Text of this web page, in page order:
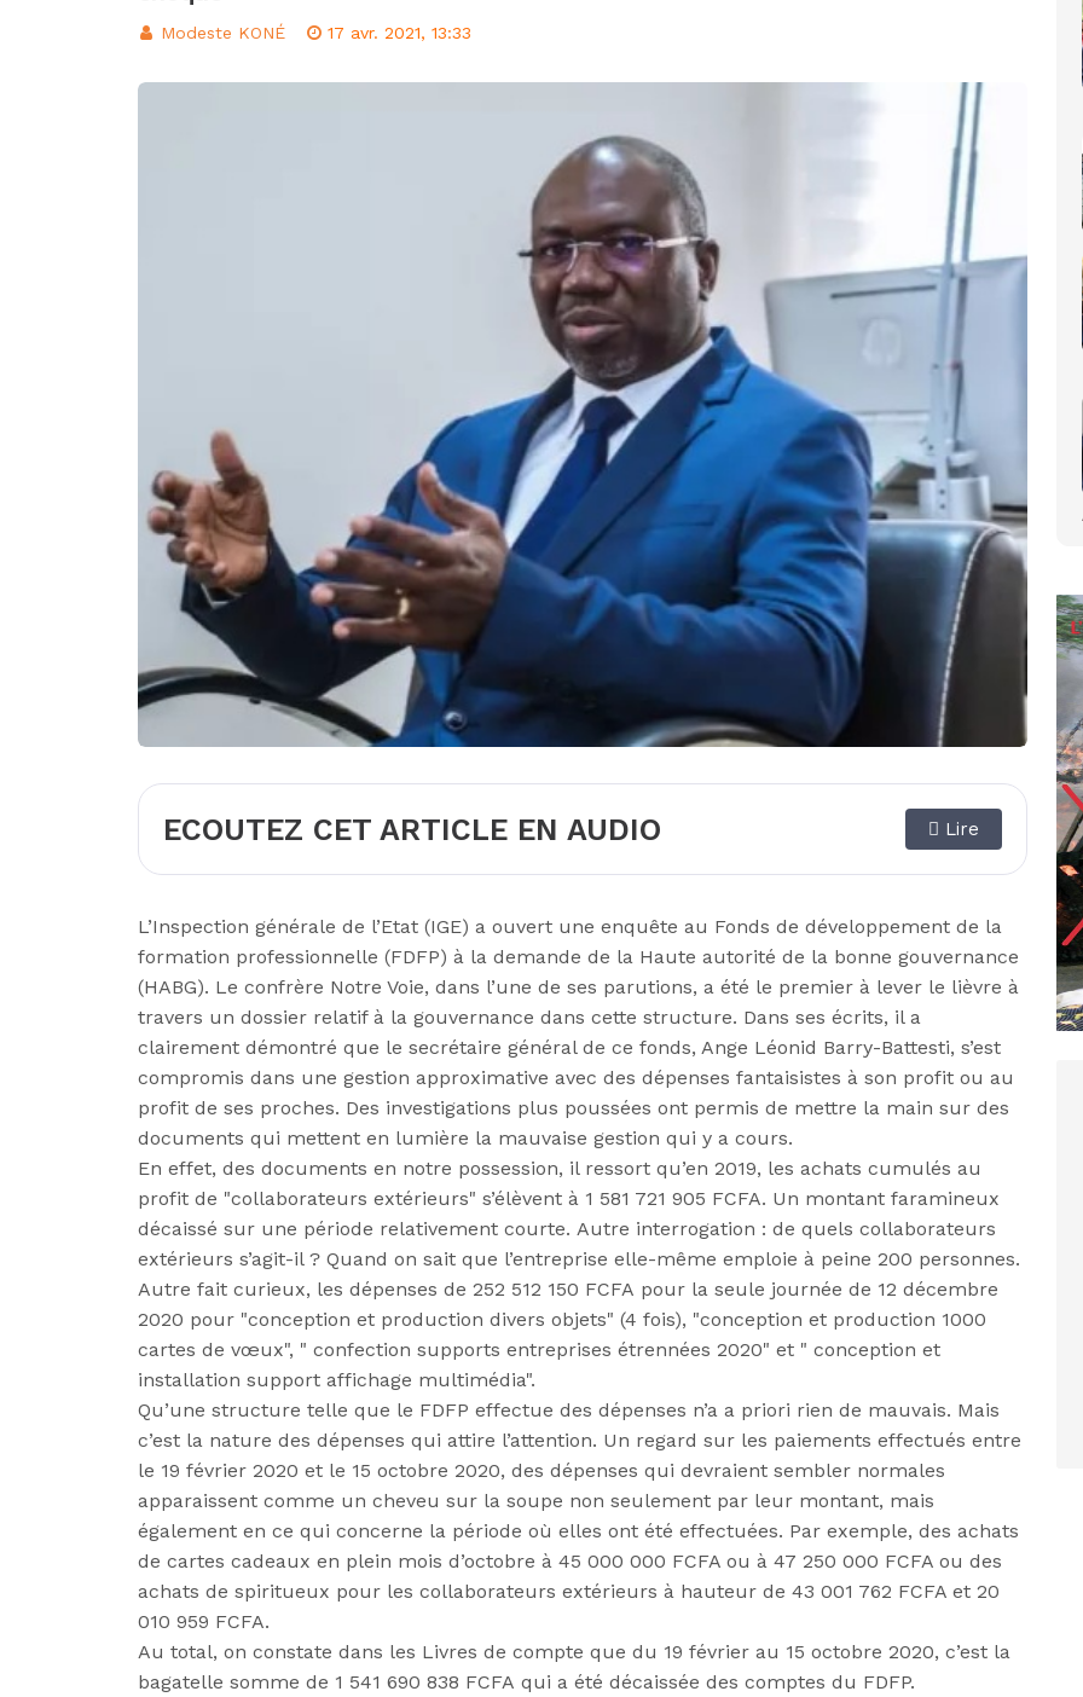
Classement FIFA: La Côte d'Ivoire occupe le 6ème rang africain et la 31e place
Modeste KONÉ 17 avr. 2021, 13:33
ECOUTEZ CET ARTICLE EN AUDIO Lire
L’Inspection générale de l’Etat (IGE) a ouvert une enquête au Fonds de développement de la
formation professionnelle (FDFP) à la demande de la Haute autorité de la bonne gouvernance
(HABG). Le confrère Notre Voie, dans l’une de ses parutions, a été le premier à lever le lièvre à
travers un dossier relatif à la gouvernance dans cette structure. Dans ses écrits, il a
clairement démontré que le secrétaire général de ce fonds, Ange Léonid Barry-Battesti, s’est
compromis dans une gestion approximative avec des dépenses fantaisistes à son profit ou au
profit de ses proches. Des investigations plus poussées ont permis de mettre la main sur des
documents qui mettent en lumière la mauvaise gestion qui y a cours.
En effet, des documents en notre possession, il ressort qu’en 2019, les achats cumulés au
profit de "collaborateurs extérieurs" s’élèvent à 1 581 721 905 FCFA. Un montant faramineux
décaissé sur une période relativement courte. Autre interrogation : de quels collaborateurs
extérieurs s’agit-il ? Quand on sait que l’entreprise elle-même emploie à peine 200 personnes.
Autre fait curieux, les dépenses de 252 512 150 FCFA pour la seule journée de 12 décembre
2020 pour "conception et production divers objets" (4 fois), "conception et production 1000
cartes de vœux", " confection supports entreprises étrennées 2020" et " conception et
installation support affichage multimédia".
Qu’une structure telle que le FDFP effectue des dépenses n’a a priori rien de mauvais. Mais
c’est la nature des dépenses qui attire l’attention. Un regard sur les paiements effectués entre
le 19 février 2020 et le 15 octobre 2020, des dépenses qui devraient sembler normales
apparaissent comme un cheveu sur la soupe non seulement par leur montant, mais
également en ce qui concerne la période où elles ont été effectuées. Par exemple, des achats
de cartes cadeaux en plein mois d’octobre à 45 000 000 FCFA ou à 47 250 000 FCFA ou des
achats de spiritueux pour les collaborateurs extérieurs à hauteur de 43 001 762 FCFA et 20
010 959 FCFA.
Au total, on constate dans les Livres de compte que du 19 février au 15 octobre 2020, c’est la
bagatelle somme de 1 541 690 838 FCFA qui a été décaissée des comptes du FDFP.